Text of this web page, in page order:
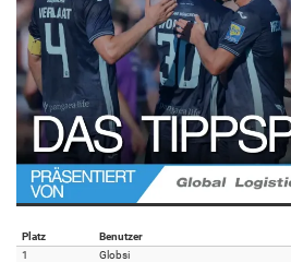
Platz Benutzer
1
Globsi